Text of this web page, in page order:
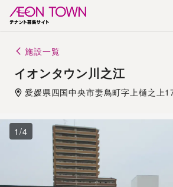
施設一覧
イオンタウン川之江
愛媛県四国中央市妻鳥町字上樋之上
1 /4